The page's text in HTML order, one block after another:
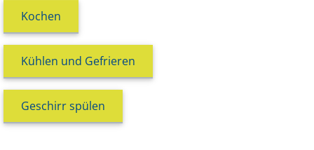
Kochen
Kühlen und Gefrieren
Geschirr spülen